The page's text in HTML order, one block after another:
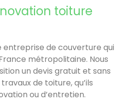
toiture
entreprise de couverture qui
métropolitaine. Nous
un devis gratuit et sans
de toiture, qu’ils
ou d’entretien.